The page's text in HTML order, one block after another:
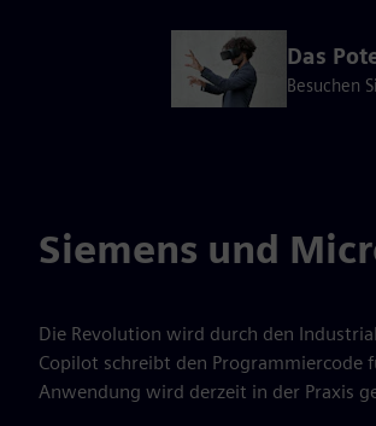
Das
Besuchen
Siemens und
Die Revolution wird durch den
Copilot schreibt den Programmiercode
Anwendung wird derzeit in der Praxis